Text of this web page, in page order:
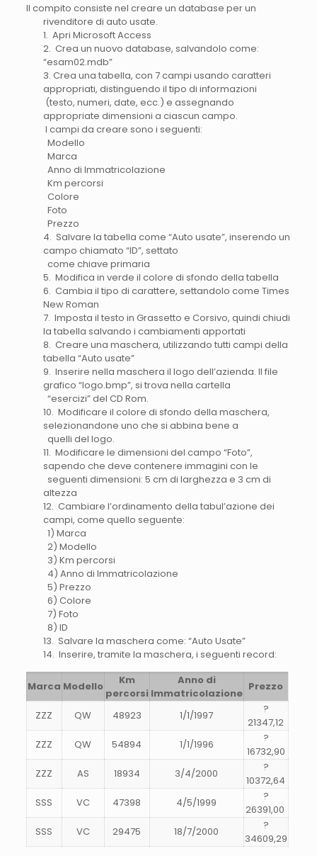
Il compito consiste nel creare un database per un
rivenditore di auto usate.
1. Apri Microsoft Access
2. Crea un nuovo database, salvandolo come:
“esam02.mdb”
3. Crea una tabella, con 7 campi usando caratteri
appropriati, distinguendo il tipo di informazioni
(testo, numeri, date, ecc.) e assegnando
appropriate dimensioni a ciascun campo.
I campi da creare sono i seguenti:
Modello
Marca
Anno di Immatricolazione
Km percorsi
Colore
Foto
Prezzo
4. Salvare la tabella come “Auto usate”, inserendo un
campo chiamato “ID”, settato
come chiave primaria
5. Modifica in verde il colore di sfondo della tabella
6. Cambia il tipo di carattere, settandolo come Times
New Roman
7. Imposta il testo in Grassetto e Corsivo, quindi chiudi
la tabella salvando i cambiamenti apportati
8. Creare una maschera, utilizzando tutti campi della
tabella “Auto usate”
9. Inserire nella maschera il logo dell’azienda. Il file
grafico “logo.bmp”, si trova nella cartella
“esercizi” del CD Rom.
10. Modificare il colore di sfondo della maschera,
selezionandone uno che si abbina bene a
quelli del logo.
11. Modificare le dimensioni del campo “Foto”,
sapendo che deve contenere immagini con le
seguenti dimensioni: 5 cm di larghezza e 3 cm di
altezza
12. Cambiare l’ordinamento della tabul’azione dei
campi, come quello seguente:
1) Marca
2) Modello
3) Km percorsi
4) Anno di Immatricolazione
5) Prezzo
6) Colore
7) Foto
8) ID
13. Salvare la maschera come: “Auto Usate”
14. Inserire, tramite la maschera, i seguenti record:
Marca Modello
Km
percorsi
Anno di
Immatricolazione
Prezzo
ZZZ QW 48923 1/1/1997
?
21347,12
ZZZ
QW 54894 1/1/1996
?
16732,90
ZZZ
AS 18934 3/4/2000
?
10372,64
SSS
VC 47398 4/5/1999
?
26391,00
SSS
VC 29475 18/7/2000
?
34609,29